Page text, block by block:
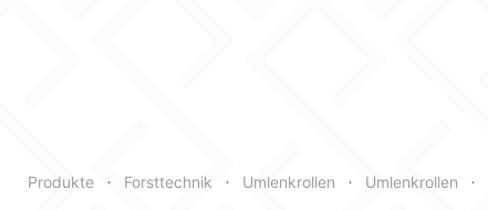
Produkte • Forsttechnik • Umlenkrollen • Umlenkrollen •
kN